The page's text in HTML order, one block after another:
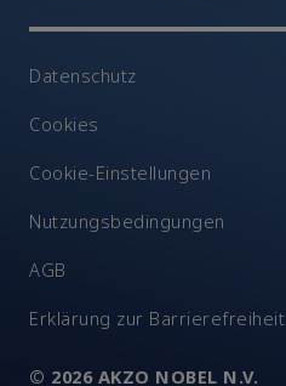
Datenschutz
Cookies
Cookie-Einstellungen
Nutzungsbedingungen
AGB
Erklärung zur Barrierefreiheit
© 2026 AKZO NOBEL N.V.